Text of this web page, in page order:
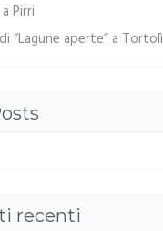
Pirri
“Lagune aperte” a Tortolì
recenti